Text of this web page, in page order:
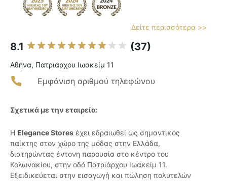
Δείτε περισσότερα >>
8.1 (37)
Αθήνα, Πατριάρχου Ιωακείμ 11
Εμφάνιση αριθμού τηλεφώνου
Σχετικά με την εταιρεία:
Η Elegance Stores έχει εδραιωθεί ως σημαντικός
παίκτης στον χώρο της μόδας στην Ελλάδα,
διατηρώντας έντονη παρουσία στο κέντρο του
Κολωνακίου, στην οδό Πατριάρχου Ιωακείμ 11.
Εξειδικεύεται στην εισαγωγή και πώληση πολυτελών